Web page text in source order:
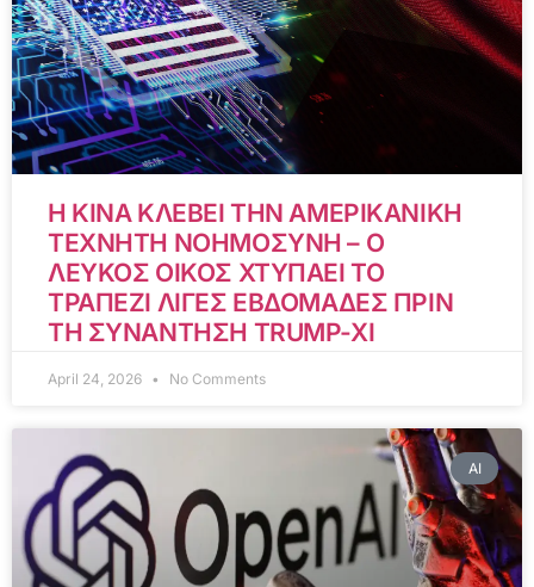
Η ΚΙΝΑ ΚΛΕΒΕΙ ΤΗΝ ΑΜΕΡΙΚΑΝΙΚΗ
ΤΕΧΝΗΤΗ ΝΟΗΜΟΣΥΝΗ – Ο
ΛΕΥΚΟΣ ΟΙΚΟΣ ΧΤΥΠΑΕΙ ΤΟ
ΤΡΑΠΕΖΙ ΛΙΓΕΣ ΕΒΔΟΜΑΔΕΣ ΠΡΙΝ
ΤΗ ΣΥΝΑΝΤΗΣΗ TRUMP-XI
April 24, 2026 No Comments
AI